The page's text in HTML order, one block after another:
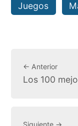
Juegos
← Anterior
Los 100
Siguiente →